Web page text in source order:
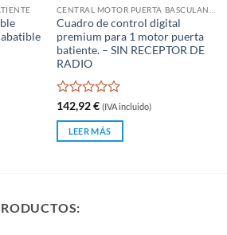
Cuadro de control digital
premium para 1 motor puerta
batiente. – SIN RECEPTOR DE
RADIO
Valorado
con
de
142,92€ (IVA incluido)
LEER MÁS